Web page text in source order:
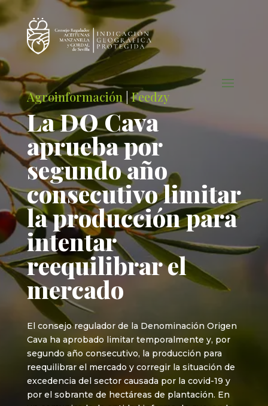
Agroinformación |Feedzy
La DO Cava
aprueba por
segundo año
consecutivo limitar
la producción para
intentar
reequilibrar el
mercado
El consejo regulador de la Denominación Origen
Cava ha aprobado limitar temporalmente y, por
segundo año consecutivo, la producción para
reequilibrar el mercado y corregir la situación de
excedencia del sector causada por la covid-19 y
por el sobrante de hectáreas de plantación. En